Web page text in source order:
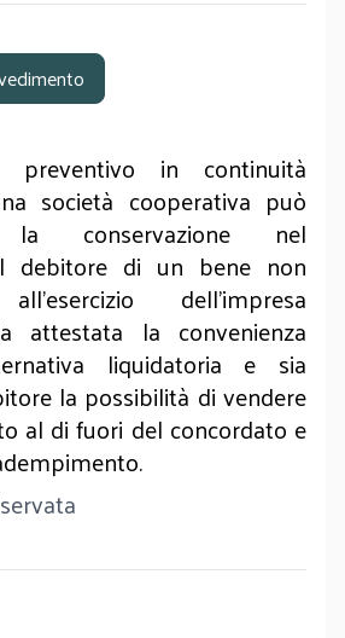
preventivo in continuità
società cooperativa può
la conservazione nel
debitore di un bene non
dell’impresa
attestata la convenienza
liquidatoria e sia
la possibilità di vendere
al di fuori del concordato e